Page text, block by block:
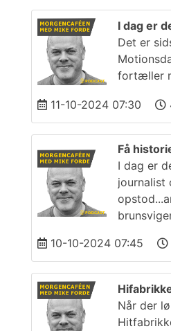
I dag er
Det er
fortæller
11-10-2024 07:30
Få
I dag er
journalist
10-10-2024 07:45
Når der